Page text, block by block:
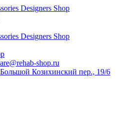
Designers Shop
Designers Shop
shop.ru
Большой Козихинский пер., 19/6